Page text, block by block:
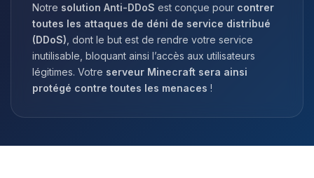
Notre solution Anti-DDoS est conçue pour contrer
toutes les attaques de déni de service distribué
(DDoS) , dont le but est de rendre votre service
inutilisable, bloquant ainsi l’accès aux utilisateurs
légitimes. Votre serveur Minecraft sera ainsi
protégé contre toutes les menaces !